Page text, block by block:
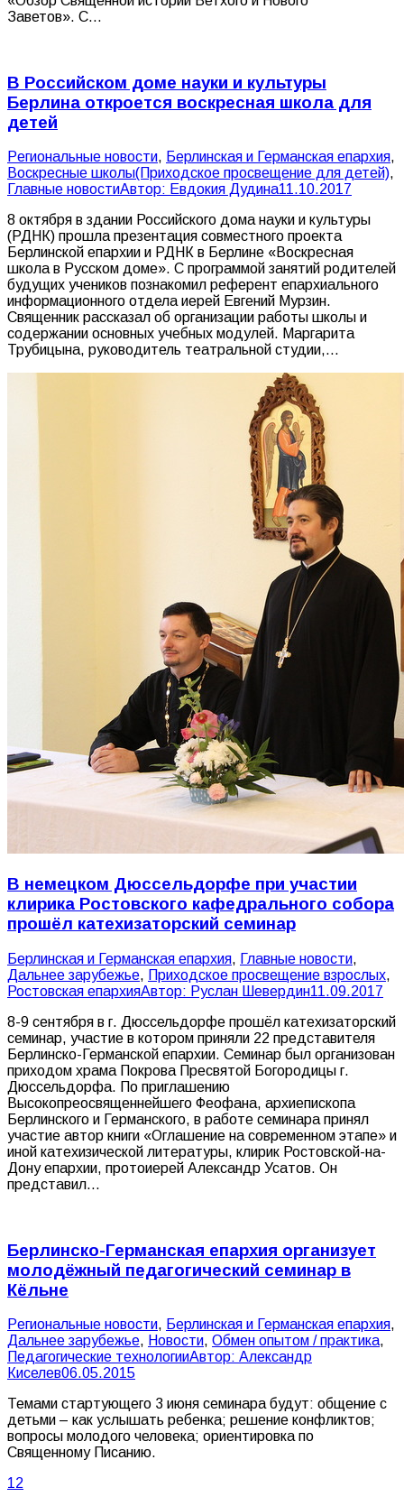
Заветов». С…
В Российском доме науки и культуры
Берлина откроется воскресная школа для
детей
Pегиональные новости, Берлинская и Германская епархия,
Воскресные школы(Приходское просвещение для детей),
Главные новостиАвтор: Евдокия Дудина11.10.2017
8 октября в здании Российского дома науки и культуры
(РДНК) прошла презентация совместного проекта
Берлинской епархии и РДНК в Берлине «Воскресная
школа в Русском доме». С программой занятий родителей
будущих учеников познакомил референт епархиального
информационного отдела иерей Евгений Мурзин.
Священник рассказал об организации работы школы и
содержании основных учебных модулей. Маргарита
Трубицына, руководитель театральной студии,…
В немецком Дюссельдорфе при участии
клирика Ростовского кафедрального собора
прошёл катехизаторский семинар
Берлинская и Германская епархия, Главные новости,
Дальнее зарубежье, Приходское просвещение взрослых,
Ростовская епархияАвтор: Руслан Шевердин11.09.2017
8-9 сентября в г. Дюссельдорфе прошёл катехизаторский
семинар, участие в котором приняли 22 представителя
Берлинско-Германской епархии. Семинар был организован
приходом храма Покрова Пресвятой Богородицы г.
Дюссельдорфа. По приглашению
Высокопреосвященнейшего Феофана, архиепископа
Берлинского и Германского, в работе семинара принял
участие автор книги «Оглашение на современном этапе» и
иной катехизической литературы, клирик Ростовской-на-
Дону епархии, протоиерей Александр Усатов. Он
представил…
Берлинско-Германская епархия организует
молодёжный педагогический семинар в
Кёльне
Pегиональные новости, Берлинская и Германская епархия,
Дальнее зарубежье, Новости, Обмен опытом / практика,
Педагогические технологииАвтор: Александр
Киселев06.05.2015
Темами стартующего 3 июня семинара будут: общение с
детьми – как услышать ребенка; решение конфликтов;
вопросы молодого человека; ориентировка по
Священному Писанию.
12